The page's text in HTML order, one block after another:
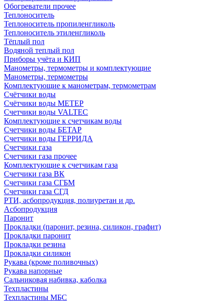
Обогреватели прочее
Теплоноситель
Теплоноситель пропиленгликоль
Теплоноситель этиленгликоль
Тёплый пол
Водяной теплый пол
Приборы учёта и КИП
Манометры, термометры и комплектующие
Манометры, термометры
Комплектующие к манометрам, термометрам
Счётчики воды
Счётчики воды МЕТЕР
Счетчики воды VALTEC
Комплектующие к счетчикам воды
Счетчики воды БЕТАР
Счетчики воды ГЕРРИДА
Счетчики газа
Счетчики газа прочее
Комплектующие к счетчикам газа
Счетчики газа ВК
Счетчики газа СГБМ
Счетчики газа СГД
РТИ, асбопродукция, полиуретан и др.
Асбопродукция
Паронит
Прокладки (паронит, резина, силикон, графит)
Прокладки паронит
Прокладки резина
Прокладки силикон
Рукава (кроме поливочных)
Рукава напорные
Сальниковая набивка, каболка
Техпластины
Техпластины МБС